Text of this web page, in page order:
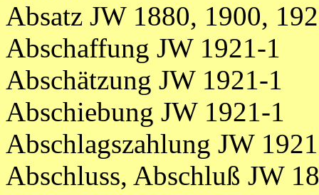
Absatz JW 1880, 1900,
Abschaffung JW 1921-1
Abschätzung JW 1921-1
Abschiebung JW 1921-1
Abschlagszahlung JW
Abschluss, Abschluß JW